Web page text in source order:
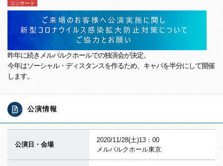
コンサート
昨年に続きメルパルクホールでの独演会が決定。
今年はソーシャル・ディスタンスを作るため、キャパを半分にして開催
します。
公演情報
公演日・会場
2020/11/28(土)13：00
メルパルクホール東京